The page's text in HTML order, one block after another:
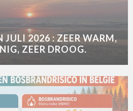
JULI 2026 : ZEER WARM,
ZEER DROOG.